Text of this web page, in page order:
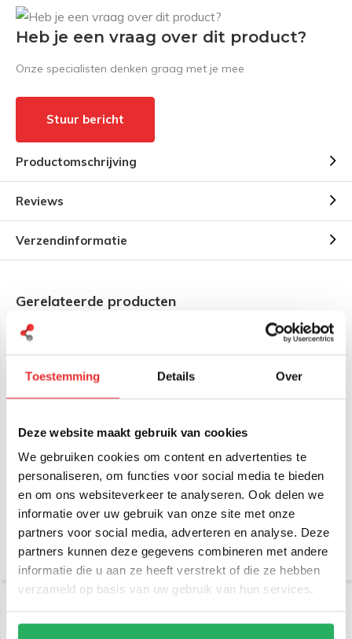
Toestemming Details Over
Deze website maakt gebruik van cookies
We gebruiken cookies om content en advertenties te
personaliseren, om functies voor social media te bieden
en om ons websiteverkeer te analyseren. Ook delen we
informatie over uw gebruik van onze site met onze
partners voor social media, adverteren en analyse. Deze
partners kunnen deze gegevens combineren met andere
informatie die u aan ze heeft verstrekt of die ze hebben
verzameld op basis van uw gebruik van hun services.
Heb je een vraag over dit product?
Onze specialisten denken graag met je mee
Stuur bericht
Productomschrijving
Reviews
Verzendinformatie
Gerelateerde producten
RAM Mount B-Kogel (25
mm) Diamant Basis
Aluminium - RAM-B-238U
€ 13,95Incl. btw
€ 11,53 Excl. btw
RAM Mount B-Kogel (25
mm) Diamant Basis
Composiet - RAP-B-238U
€ 10,95Incl. btw
€ 9,05 Excl. btw